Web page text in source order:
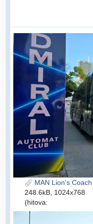
MAN Lion's
248.6kB, 1024x768
(hitova: